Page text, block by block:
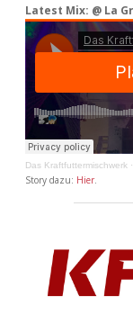
Latest Mix: @ La
Das Kraftfuttermischwerk ·
Story dazu: Hier